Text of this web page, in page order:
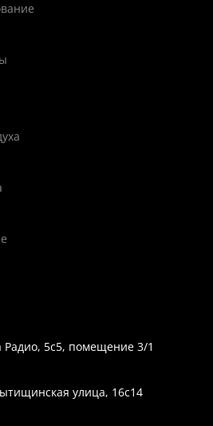
Радио, 5с5, помещение 3/1
улица, 16с14